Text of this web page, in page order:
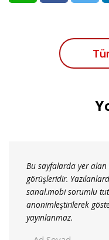
Bu sayfalarda yer
görüşleridir.
sanal.mobi sorumlu
anonimleştirilerek
yayınlanmaz.